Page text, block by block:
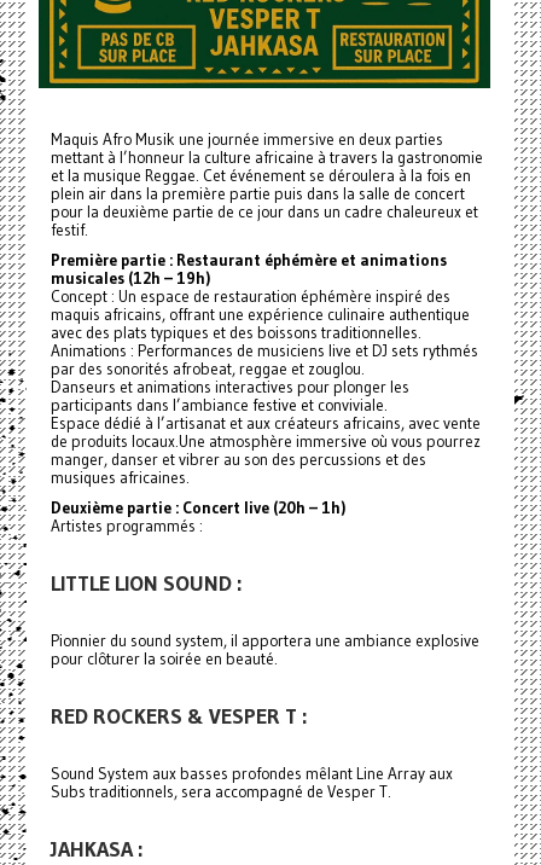
Maquis Afro Musik une journée immersive en deux parties
mettant à l’honneur la culture africaine à travers la gastronomie
et la musique Reggae. Cet événement se déroulera à la fois en
plein air dans la première partie puis dans la salle de concert
pour la deuxième partie de ce jour dans un cadre chaleureux et
festif.
Première partie : Restaurant éphémère et animations
musicales (12h – 19h)
Concept : Un espace de restauration éphémère inspiré des
maquis africains, offrant une expérience culinaire authentique
avec des plats typiques et des boissons traditionnelles.
Animations : Performances de musiciens live et DJ sets rythmés
par des sonorités afrobeat, reggae et zouglou.
Danseurs et animations interactives pour plonger les
participants dans l’ambiance festive et conviviale.
Espace dédié à l’artisanat et aux créateurs africains, avec vente
de produits locaux.Une atmosphère immersive où vous pourrez
manger, danser et vibrer au son des percussions et des
musiques africaines.
Deuxième partie : Concert live (20h – 1h)
Artistes programmés :
LITTLE LION SOUND :
Pionnier du sound system, il apportera une ambiance explosive
pour clôturer la soirée en beauté.
RED ROCKERS & VESPER T :
Sound System aux basses profondes mêlant Line Array aux
Subs traditionnels, sera accompagné de Vesper T.
JAHKASA :